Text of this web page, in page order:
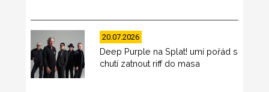
20.07.2026
Deep Purple na Splat! umí pořád s
chutí zatnout riff do masa